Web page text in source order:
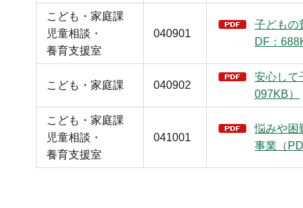
こども・家庭課
児童相談・
養育支援室
040901
子どもの
DF：
こども・家庭課 040902
安心して
097KB）
こども・家庭課
児童相談・
養育支援室
041001
悩みや困
事業（